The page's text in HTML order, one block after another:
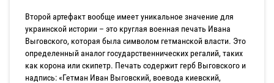
Второй артефакт вообще имеет уникальное значение для
украинской истории – это круглая военная печать Ивана
Выговского, которая была символом гетманской власти. Это
определенный аналог государственнических регалий, таких
как корона или скипетр. Печать содержит герб Выговского и
надпись: «Гетман Иван Выговский, воевода киевский,